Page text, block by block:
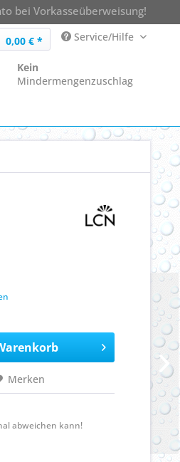
bei Vorkasseüberweisung!
0,00 € * Service/Hilfe
Kein
Mindermengenzuschlag
Merken
abweichen kann!